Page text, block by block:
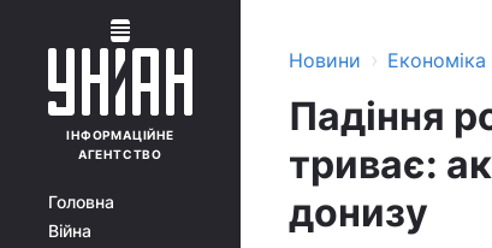
ІНФОРМАЦІЙНЕ
АГЕНТСТВО
Головна
Війна
Новини › Економіка
Падіння
триває:
донизу